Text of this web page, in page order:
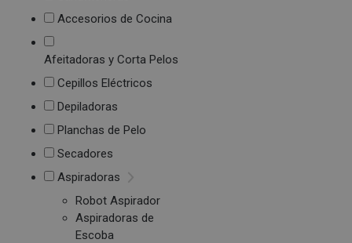
Accesorios de Cocina
Afeitadoras y Corta Pelos
Cepillos Eléctricos
Depiladoras
Planchas de Pelo
Secadores
Aspiradoras
Robot Aspirador
Aspiradoras de
Escoba